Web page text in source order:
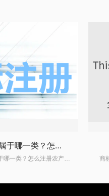
农产品商标注册属于哪一类？怎么注册农产品商标？
农产品商标注册属于哪一类？怎么注册农产品商标？如今，企业越来越意识到保护自己的商标，但商标申请也需要经过一系列程序。其中，农产品属于比较热门的类别，但是很多人不知道商标注册类别怎么选？那么，农产品商标注册属于哪一类？怎么注册农产品商标？下面请看标鸽资产的小编详细介绍。 一、农产品商标注册属于哪